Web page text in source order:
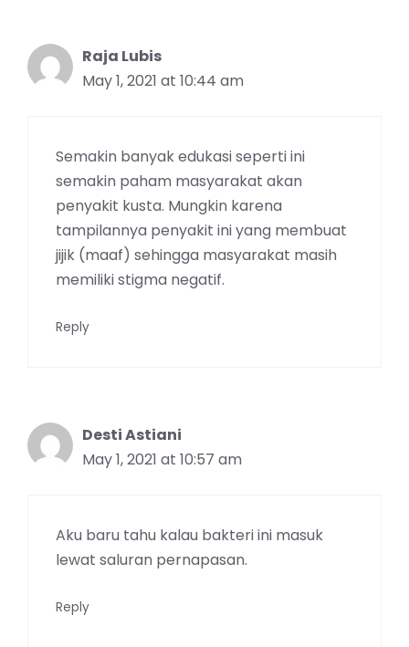
Raja Lubis
May 1, 2021 at 10:44 am
Semakin banyak edukasi seperti ini
semakin paham masyarakat akan
penyakit kusta. Mungkin karena
tampilannya penyakit ini yang membuat
jijik (maaf) sehingga masyarakat masih
memiliki stigma negatif.
Reply
Desti Astiani
May 1, 2021 at 10:57 am
Aku baru tahu kalau bakteri ini masuk
lewat saluran pernapasan.
Reply